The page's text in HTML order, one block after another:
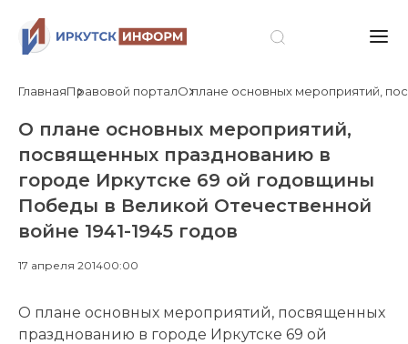
ГлавнаяПравовой порталО плане основных мероприятий,
О плане основных мероприятий,
посвященных празднованию в
городе Иркутске 69 ой годовщины
Победы в Великой Отечественной
войне 1941-1945 годов
17 апреля 201400:00
О плане основных мероприятий, посвященных
празднованию в городе Иркутске 69 ой